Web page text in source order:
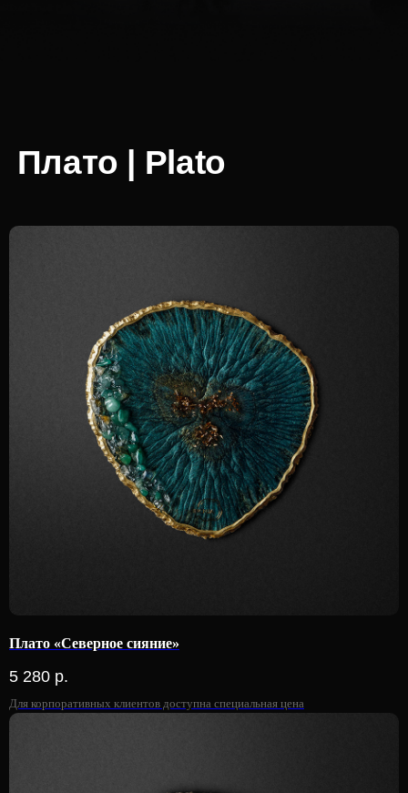
Плато «Северное сияние»
5 280 р.
Для корпоративных клиентов доступна специальная цена